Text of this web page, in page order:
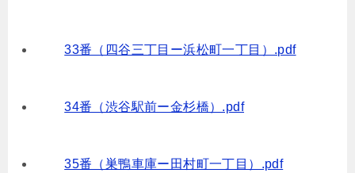
33番（四谷三丁目ー浜松町一丁目）.pdf
34番（渋谷駅前ー金杉橋）.pdf
35番（巣鴨車庫ー田村町一丁目）.pdf